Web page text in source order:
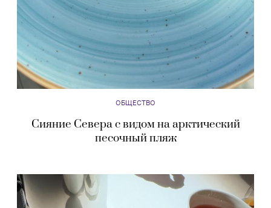
ОБЩЕСТВО
Сияние Севера с видом на арктический
песочный пляж